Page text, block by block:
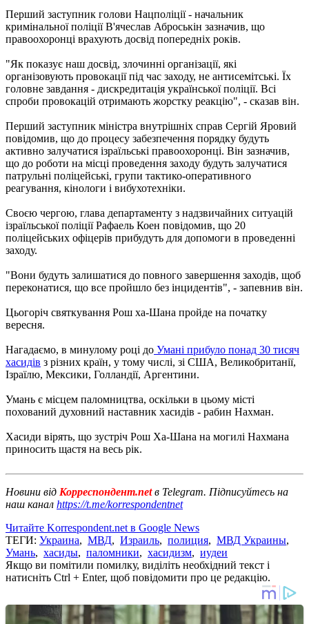
Перший заступник голови Нацполіції - начальник
кримінальної поліції В'ячеслав Аброськін зазначив, що
правоохоронці врахують досвід попередніх років.
"Як показує наш досвід, злочинні організації, які
організовують провокації під час заходу, не антисемітські. Їх
головне завдання - дискредитація української поліції. Всі
спроби провокацій отримають жорстку реакцію", - сказав він.
Перший заступник міністра внутрішніх справ Сергій Яровий
повідомив, що до процесу забезпечення порядку будуть
активно залучатися ізраїльські правоохоронці. Він зазначив,
що до роботи на місці проведення заходу будуть залучатися
патрульні поліцейські, групи тактико-оперативного
реагування, кінологи і вибухотехніки.
Своєю чергою, глава департаменту з надзвичайних ситуацій
ізраїльської поліції Рафаель Коен повідомив, що 20
поліцейських офіцерів прибудуть для допомоги в проведенні
заходу.
"Вони будуть залишатися до повного завершення заходів, щоб
переконатися, що все пройшло без інцидентів", - запевнив він.
Цьогоріч святкування Рош ха-Шана пройде на початку
вересня.
Нагадаємо, в минулому році до Умані прибуло понад 30 тисяч
хасидів з різних країн, у тому числі, зі США, Великобританії,
Ізраїлю, Мексики, Голландії, Аргентини.
Умань є місцем паломництва, оскільки в цьому місті
похований духовний наставник хасидів - рабин Нахман.
Хасиди вірять, що зустріч Рош Ха-Шана на могилі Нахмана
приносить щастя на весь рік.
Новини від Корреспондент.netв Telegram. Підписуйтесь на
наш канал https://t.me/korrespondentnet
Читайте Korrespondent.net в Google News
ТЕГИ: Украина, МВД, Израиль, полиция, МВД Украины,
Умань, хасиды, паломники, хасидизм, иудеи
Якщо ви помітили помилку, виділіть необхідний текст і
натисніть Ctrl + Enter, щоб повідомити про це редакцію.